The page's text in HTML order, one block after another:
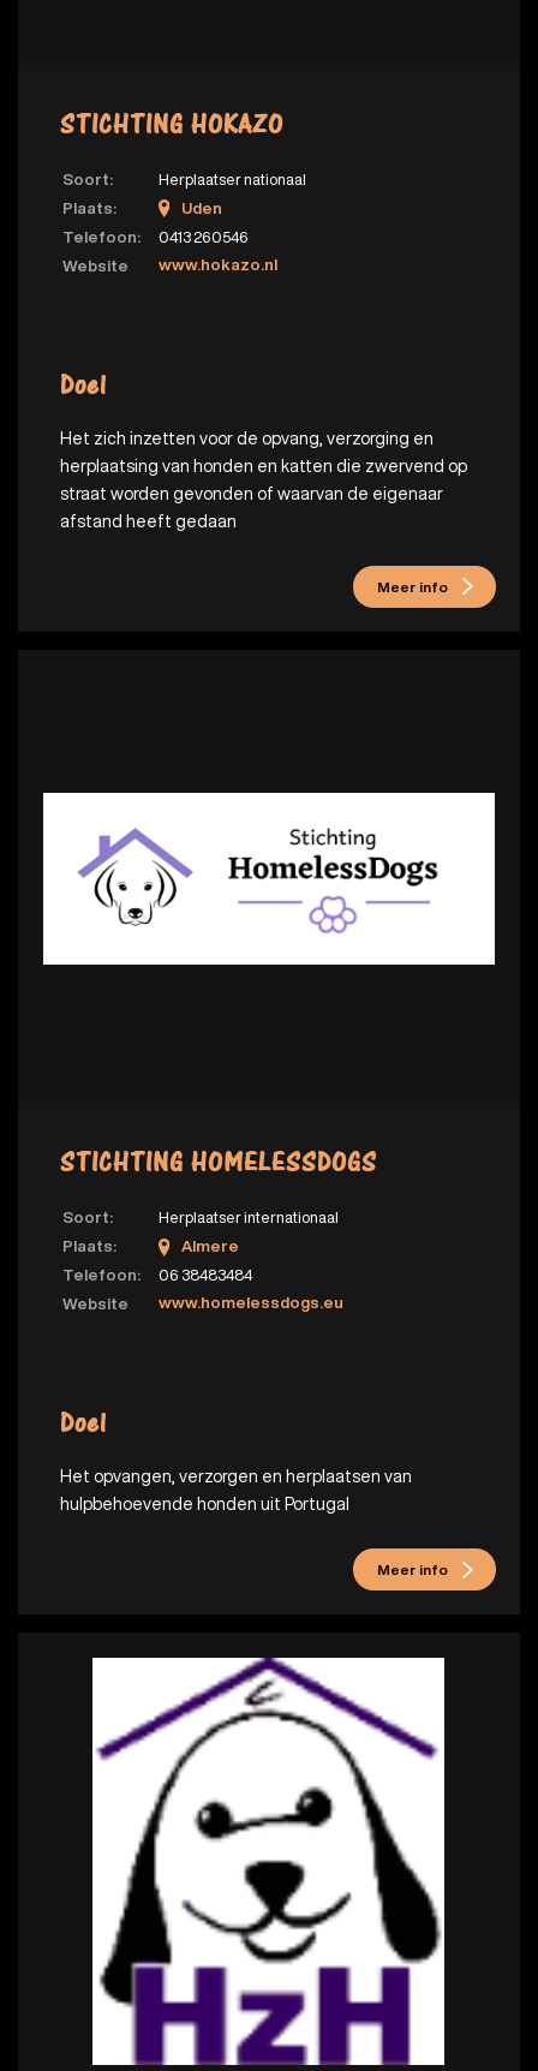
STICHTING HOKAZO
Soort:
Herplaatser nationaal
Plaats:
Uden
Telefoon:
0413 260546
Website
www.hokazo.nl
Doel
Het zich inzetten voor de opvang, verzorging en
herplaatsing van honden en katten die zwervend op
straat worden gevonden of waarvan de eigenaar
afstand heeft gedaan
Meer info
STICHTING HOMELESSDOGS
Soort:
Herplaatser internationaal
Plaats:
Almere
Telefoon:
06 38483484
Website
www.homelessdogs.eu
Doel
Het opvangen, verzorgen en herplaatsen van
hulpbehoevende honden uit Portugal
Meer info